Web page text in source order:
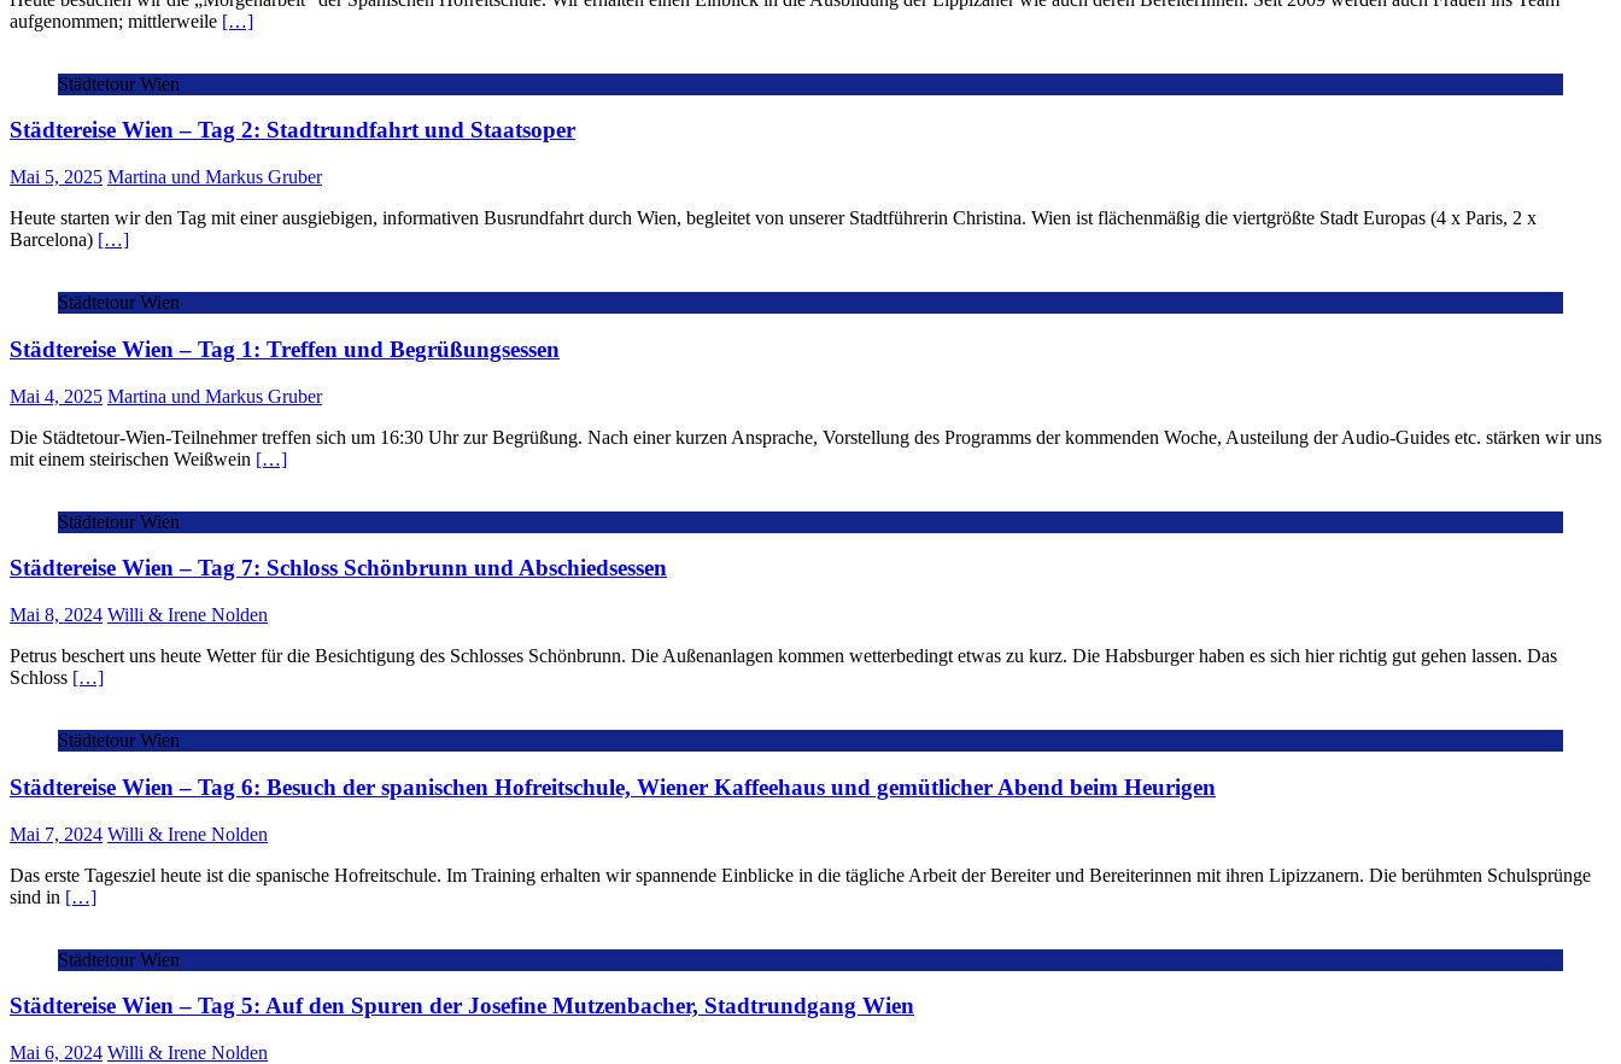
aufgenommen; mittlerweile […]
Städtetour Wien
Städtereise Wien – Tag 2: Stadtrundfahrt und Staatsoper
Mai 5, 2025 Martina und Markus Gruber
Heute starten wir den Tag mit einer ausgiebigen, informativen Busrundfahrt durch Wien, begleitet von unserer Stadtführerin Christina. Wien ist flächenmäßig die viertgrößte Stadt Europas (4 x Paris, 2 x
Barcelona) […]
Städtetour Wien
Städtereise Wien – Tag 1: Treffen und Begrüßungsessen
Mai 4, 2025 Martina und Markus Gruber
Die Städtetour-Wien-Teilnehmer treffen sich um 16:30 Uhr zur Begrüßung. Nach einer kurzen Ansprache, Vorstellung des Programms der kommenden Woche, Austeilung der Audio-Guides etc. stärken wir uns
mit einem steirischen Weißwein […]
Städtetour Wien
Städtereise Wien – Tag 7: Schloss Schönbrunn und Abschiedsessen
Mai 8, 2024 Willi & Irene Nolden
Petrus beschert uns heute Wetter für die Besichtigung des Schlosses Schönbrunn. Die Außenanlagen kommen wetterbedingt etwas zu kurz. Die Habsburger haben es sich hier richtig gut gehen lassen. Das
Schloss […]
Städtetour Wien
Städtereise Wien – Tag 6: Besuch der spanischen Hofreitschule, Wiener Kaffeehaus und gemütlicher Abend beim Heurigen
Mai 7, 2024 Willi & Irene Nolden
Das erste Tagesziel heute ist die spanische Hofreitschule. Im Training erhalten wir spannende Einblicke in die tägliche Arbeit der Bereiter und Bereiterinnen mit ihren Lipizzanern. Die berühmten Schulsprünge
sind in […]
Städtetour Wien
Städtereise Wien – Tag 5: Auf den Spuren der Josefine Mutzenbacher, Stadtrundgang Wien
Mai 6, 2024 Willi & Irene Nolden